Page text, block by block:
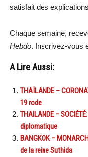
satisfait des
Chaque semaine,
Hebdo. Inscrivez-vous
A Lire Aussi:
THAÏLANDE –
19 rode
THAILANDE –
diplomatique
BANGKOK –
de la reine Suthida